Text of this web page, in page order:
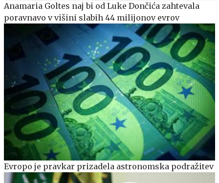
Anamaria Goltes naj bi od Luke Dončića zahtevala
poravnavo v višini slabih 44 milijonov evrov
Evropo je pravkar prizadela astronomska podražitev